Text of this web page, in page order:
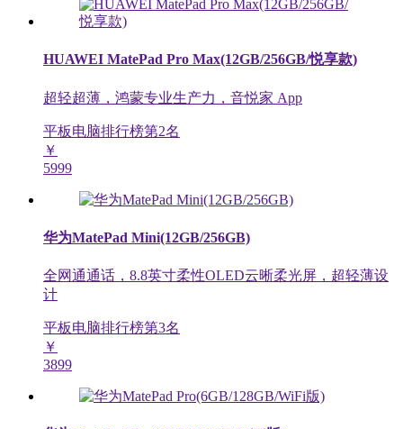
HUAWEI MatePad Pro Max(12GB/256GB/悦享款)
超轻超薄，鸿蒙专业生产力，音悦家 App
平板电脑排行榜第2名
￥
5999
华为MatePad Mini(12GB/256GB)
全网通通话，8.8英寸柔性OLED云晰柔光屏，超轻薄设
计
平板电脑排行榜第3名
￥
3899